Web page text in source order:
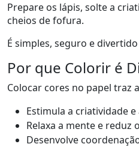
Prepare os lápis, solte a
cheios de fofura.
É simples, seguro e
Por que Colorir é
Colocar cores no papel traz
Estimula a criatividade
Relaxa a mente e reduz
Desenvolve